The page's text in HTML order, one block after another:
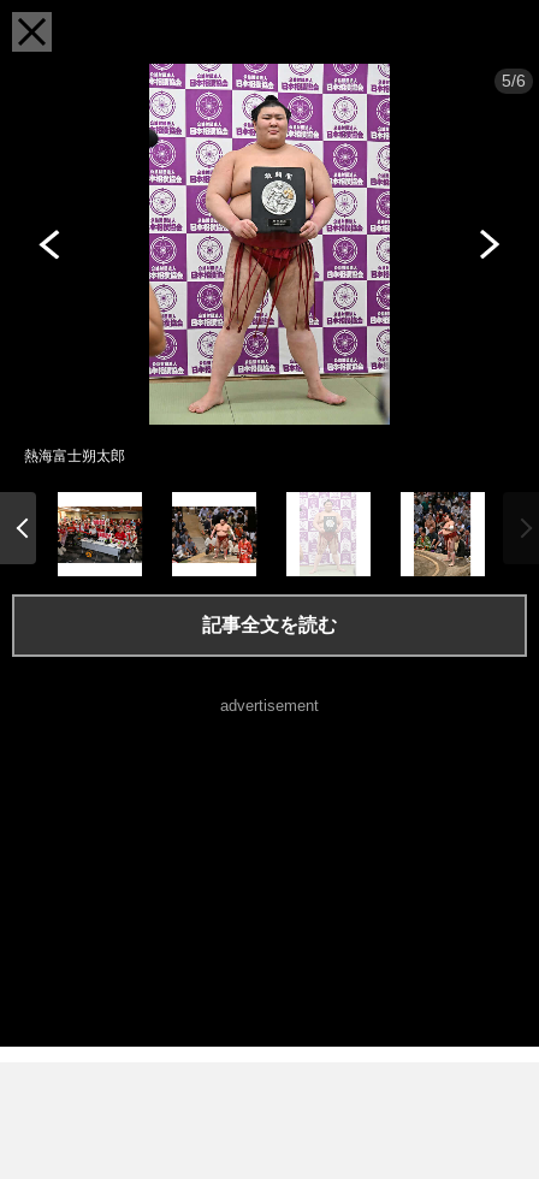
5/6
熱海富士朔太郎
記事全文を読む
advertisement